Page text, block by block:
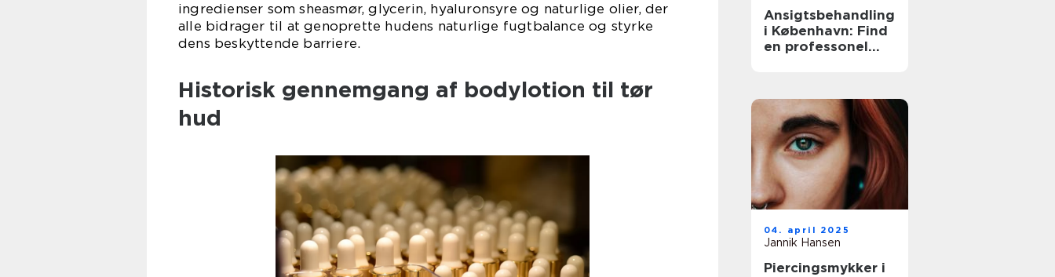
ingredienser som sheasmør, glycerin, hyaluronsyre og naturlige olier, der
alle bidrager til at genoprette hudens naturlige fugtbalance og styrke
dens beskyttende barriere.
Historisk gennemgang af bodylotion til tør
hud
Ansigtsbehandling
i København: Find
en professonel
04. april 2025
Jannik Hansen
Piercingsmykker i